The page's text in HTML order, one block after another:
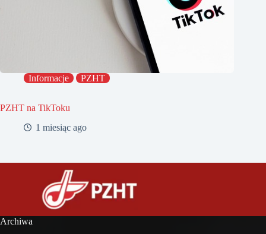
Informacje PZHT
PZHT na TikToku
1 miesiąc ago
Archiwa